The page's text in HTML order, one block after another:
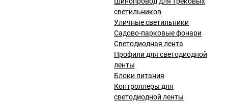
светильников
Уличные светильники
Садово-парковые фонари
Светодиодная лента
Профили для светодиодной
ленты
Блоки питания
Контроллеры для
светодиодной ленты